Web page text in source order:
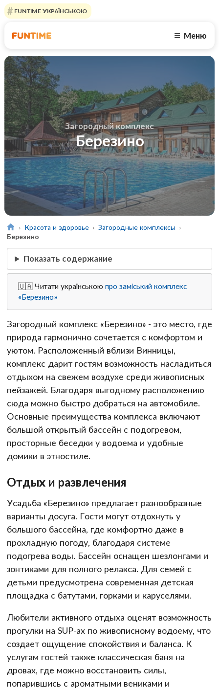
FUNTIME УКРАЇНСЬКОЮ
☰ Меню
Загородный комплекс
Березино
Красота и здоровье
Загородные комплексы
Березино
Показать содержание
🇺🇦 Читати українськоюпро заміський комплекс
«Березино»
Загородный комплекс «Березино» - это место, где
природа гармонично сочетается с комфортом и
уютом. Расположенный вблизи Винницы,
комплекс дарит гостям возможность насладиться
отдыхом на свежем воздухе среди живописных
пейзажей. Благодаря выгодному расположению
сюда можно быстро добраться на автомобиле.
Основные преимущества комплекса включают
большой открытый бассейн с подогревом,
просторные беседки у водоема и удобные
домики в этностиле.
Отдых и развлечения
Усадьба «Березино» предлагает разнообразные
варианты досуга. Гости могут отдохнуть у
большого бассейна, где комфортно даже в
прохладную погоду, благодаря системе
подогрева воды. Бассейн оснащен шезлонгами и
зонтиками для полного релакса. Для семей с
детьми предусмотрена современная детская
площадка с батутами, горками и каруселями.
Любители активного отдыха оценят возможность
прогулки на SUP-ах по живописному водоему, что
создает ощущение спокойствия и баланса. К
услугам гостей также классическая баня на
дровах, где можно восстановить силы,
попарившись с ароматными вениками и